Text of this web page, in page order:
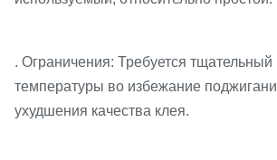
. Ограничения: Требуется тщательный
температуры во избежание
ухудшения качества клея.